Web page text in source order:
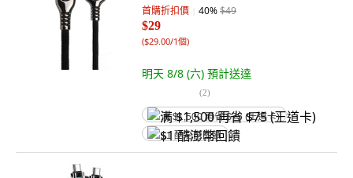
首購折扣價 40%$49
$29
($29.00/1個)
明天 8/8 (六) 預計送達
(2)
满 $1,500 再省 $75 (王道卡)
$1 酷澎幣回饋